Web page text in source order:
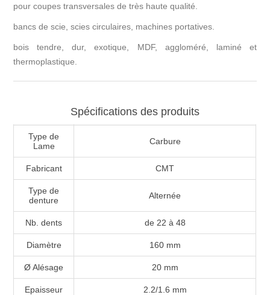
pour coupes transversales de très haute qualité.
bancs de scie, scies circulaires, machines portatives.
bois tendre, dur, exotique, MDF, aggloméré, laminé et
thermoplastique.
Spécifications des produits
Type de
Lame
Carbure
Fabricant CMT
Type de
denture
Alternée
Nb. dents de 22 à 48
Diamètre 160 mm
Ø Alésage 20 mm
Epaisseur 2.2/1.6 mm